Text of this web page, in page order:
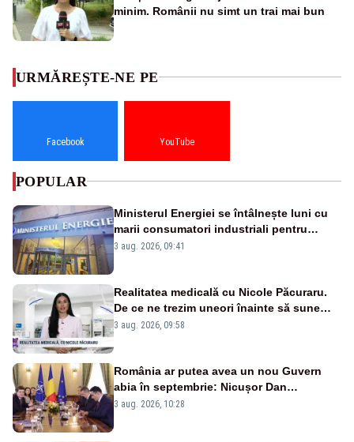
minim. Românii nu simt un trai mai bun
URMĂREȘTE-NE PE
Facebook YouTube
POPULAR
Ministerul Energiei se întâlnește luni cu
marii consumatori industriali pentru
reducerea voluntară a consumului de
3 aug. 2026, 09:41
Realitatea medicală cu Nicole Păcuraru.
De ce ne trezim uneori înainte să sune
alarma?
3 aug. 2026, 09:58
România ar putea avea un nou Guvern
abia în septembrie: Nicușor Dan
pregătește noi consultări cu partidele
3 aug. 2026, 10:28